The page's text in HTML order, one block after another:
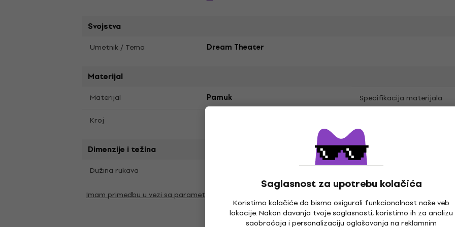
Saglasnost za upotrebu kolačića
Koristimo kolačiće da bismo osigurali funkcionalnost naše veb
lokacije. Nakon davanja tvoje saglasnosti, koristimo ih za analizu
saobraćaja i personalizaciju oglašavanja na reklamnim
Svojstva
Umetnik / Tema Dream Theater
Materijal
Materijal Pamuk Specifikacija materijala
Kroj
Dimenzije i težina
Dužina rukava
Imam primedbu u vezi sa parametrima